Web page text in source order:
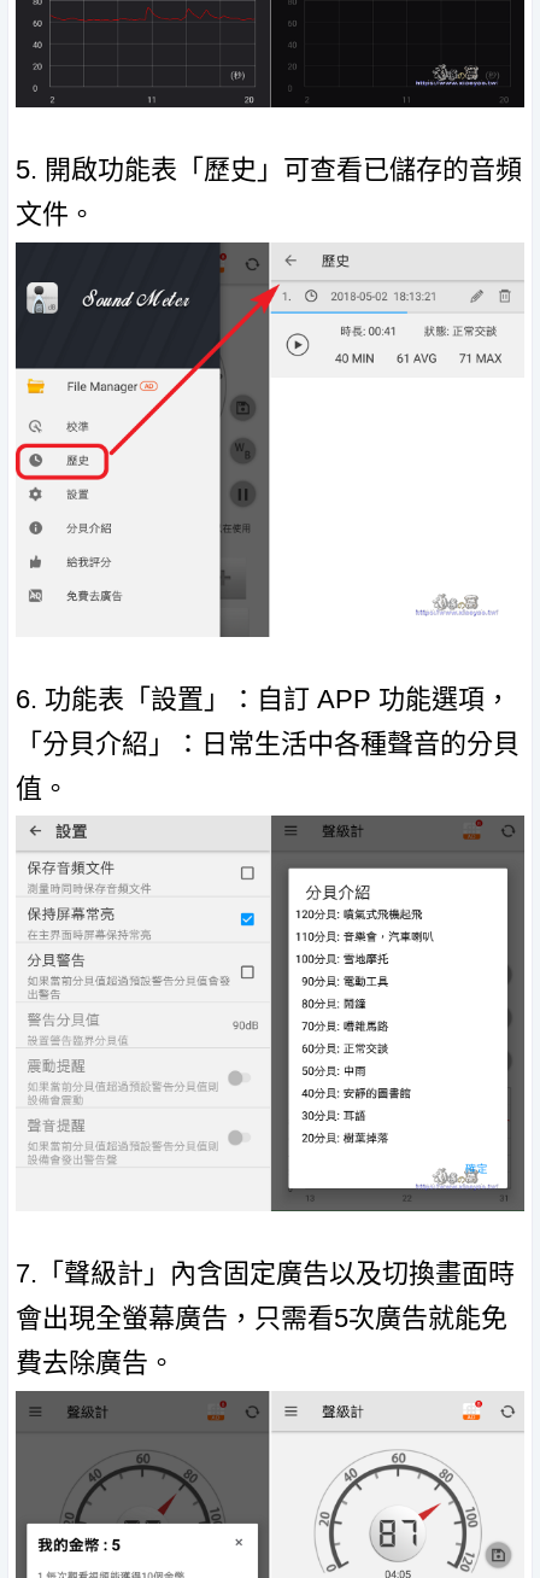
5. 開啟功能表「歷史」可查看已儲存的音頻
文件。
6. 功能表「設置」：自訂 APP 功能選項，
「分貝介紹」：日常生活中各種聲音的分貝
值。
7.「聲級計」內含固定廣告以及切換畫面時
會出現全螢幕廣告，只需看5次廣告就能免
費去除廣告。